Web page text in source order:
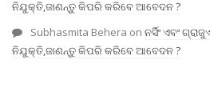
ନିଯୁକ୍ତି,ଜାଣନ୍ତୁ କିପରି କରିବେ ଆବେଦନ ?
Subhasmita Behera on ନର୍ସିଂ ଏବଂ
ନିଯୁକ୍ତି,ଜାଣନ୍ତୁ କିପରି କରିବେ ଆବେଦନ ?